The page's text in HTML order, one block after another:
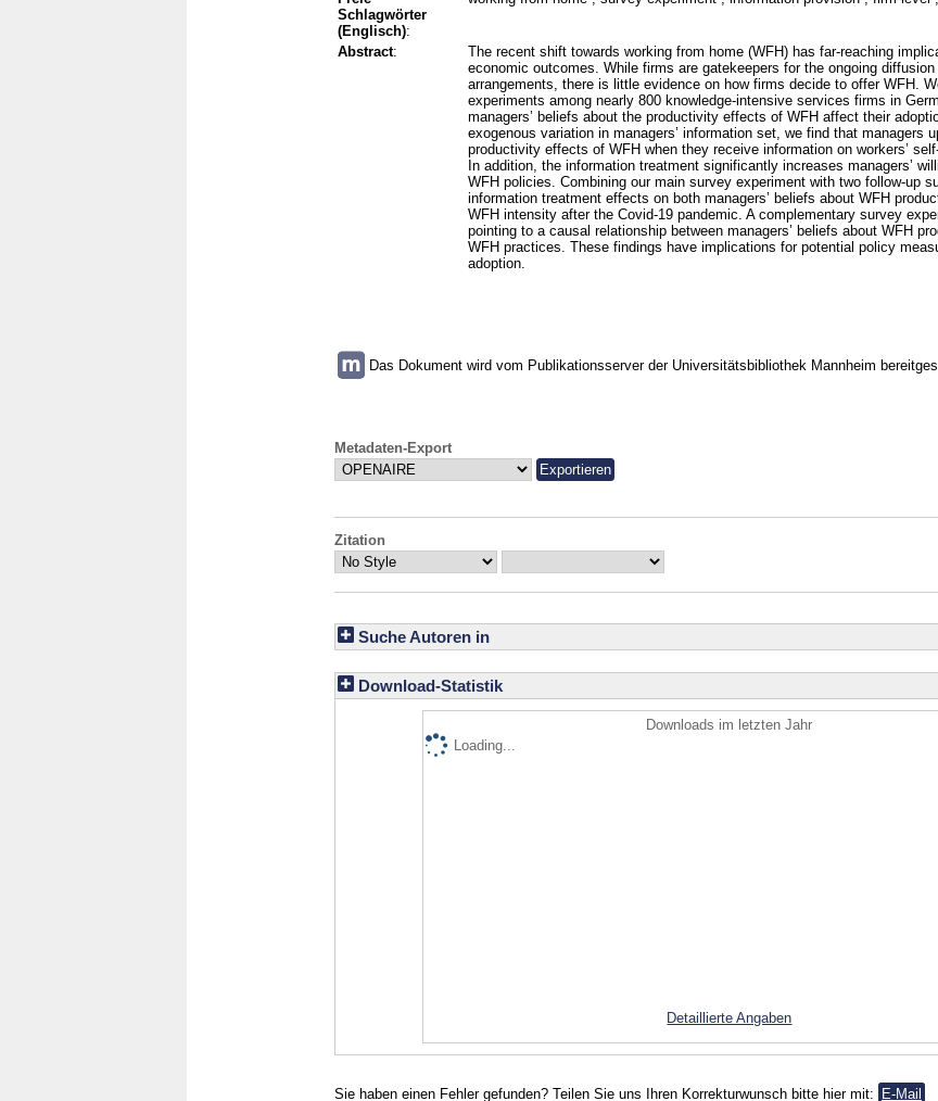
Schlagwörter
(Englisch):
Abstract:
The recent shift towards working from home (WFH) has far-reaching
economic outcomes. While firms are gatekeepers for the ongoing
arrangements, there is little evidence on how firms decide to offer WFH.
experiments among nearly 800 knowledge-intensive services firms in
managers’ beliefs about the productivity effects of WFH affect their
exogenous variation in managers’ information set, we find that managers
productivity effects of WFH when they receive information on workers’
In addition, the information treatment significantly increases managers’
WFH policies. Combining our main survey experiment with two follow-up
information treatment effects on both managers’ beliefs about WFH
WFH intensity after the Covid-19 pandemic. A complementary survey
pointing to a causal relationship between managers’ beliefs about WFH
WFH practices. These findings have implications for potential policy
adoption.
Das Dokument wird vom Publikationsserver der Universitätsbibliothek Mannheim
Metadaten-Export
Zitation
Suche Autoren in
Download-Statistik
Downloads im letzten Jahr
Loading...
Detaillierte Angaben
Sie haben einen Fehler gefunden? Teilen Sie uns Ihren Korrekturwunsch bitte hier mit: E-Mail